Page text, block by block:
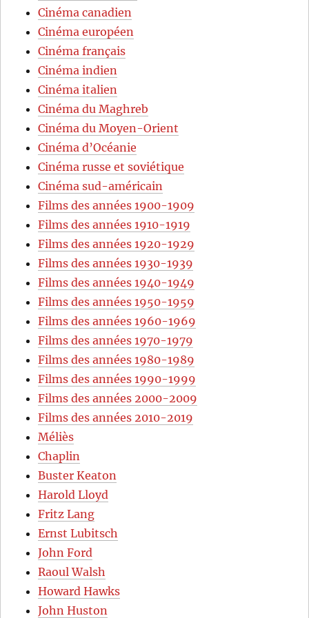
Cinéma canadien
Cinéma européen
Cinéma français
Cinéma indien
Cinéma italien
Cinéma du Maghreb
Cinéma du Moyen-Orient
Cinéma d’Océanie
Cinéma russe et soviétique
Cinéma sud-américain
Films des années 1900-1909
Films des années 1910-1919
Films des années 1920-1929
Films des années 1930-1939
Films des années 1940-1949
Films des années 1950-1959
Films des années 1960-1969
Films des années 1970-1979
Films des années 1980-1989
Films des années 1990-1999
Films des années 2000-2009
Films des années 2010-2019
Méliès
Chaplin
Buster Keaton
Harold Lloyd
Fritz Lang
Ernst Lubitsch
John Ford
Raoul Walsh
Howard Hawks
John Huston